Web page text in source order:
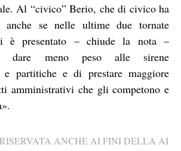
Al “civico” Berio, che di civico ha
anche se nelle ultime due tornate
è presentato – chiude la nota –
dare meno peso alle sirene
e partitiche e di prestare maggiore
amministrativi che gli competono e
ANCHE AI FINI DELLA AI